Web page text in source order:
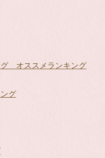
グ オススメランキング
グ